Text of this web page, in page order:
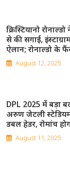
क्रिस्टियानो
से की सगाई,
ऐलान; रोनाल्डो के
August 12, 2025
DPL 2025 में बड़ा
अरुण जेटली
डबल हेडर, रोमांच
August 11, 2025